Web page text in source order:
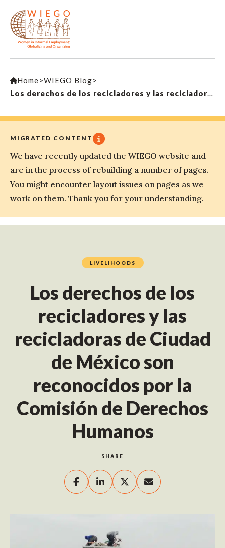
Home>WIEGO Blog>
Los derechos de los recicladores y las recicladoras de Ciudad de México son reconocidos por la Comisión de Derechos Humanos
MIGRATED CONTENT
We have recently updated the WIEGO website and
are in the process of rebuilding a number of pages.
You might encounter layout issues on pages as we
work on them. Thank you for your understanding.
LIVELIHOODS
Los derechos de los
recicladores y las
recicladoras de Ciudad
de México son
reconocidos por la
Comisión de Derechos
Humanos
SHARE